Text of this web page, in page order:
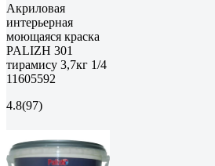
Акриловая
интерьерная
моющаяся краска
PALIZH 301
тирамису 3,7кг 1/4
11605592
4.8(97)